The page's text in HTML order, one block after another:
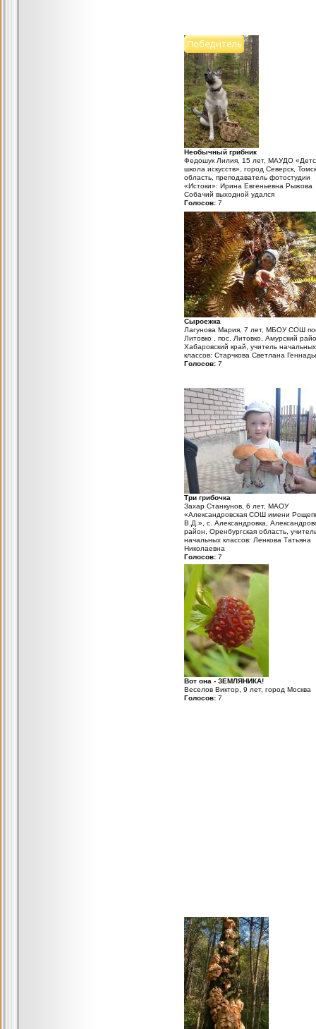
Необычный грибник
Федошук Лилия, 15 лет, МАУДО
школа искусств», город Северск,
область, преподаватель фотостудии
«Истоки»: Ирина Евгеньевна Рыжова
Собачий выходной удался
Голосов: 7
Сыроежка
Лагунова Мария, 7 лет, МБОУ СОШ
Литовко , пос. Литовко, Амурский
Хабаровский край, учитель начальных
классов: Старчкова Светлана
Голосов: 7
Три грибочка
Захар Станкунов, 6 лет, МАОУ
«Александровская СОШ имени
В.Д.», с. Александровка,
район, Оренбургская область,
начальных классов: Ленкова Татьяна
Николаевна
Голосов: 7
Вот она - ЗЕМЛЯНИКА!
Веселов Виктор, 9 лет, город Москва
Голосов: 7